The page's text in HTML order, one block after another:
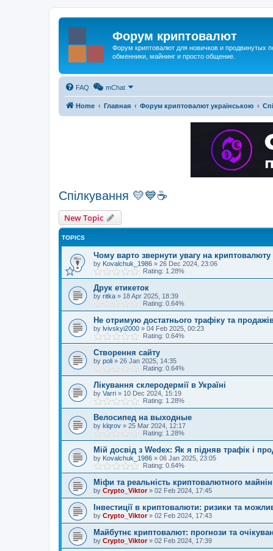
Форум криптовалют
Форум криптовалют для новичков и продвинутых
обменники, майнинг и просто общение.
FAQ mChat
Home Главная Форум криптовалют українською
Спілкування 💛💙☕
New Topic
TOPICS
Чому варто звернути увагу на криптовалюту
by Kovalchuk_1986 » 26 Dec 2024, 23:06
Rating: 1.28%
Друк етикеток
by ritka » 18 Apr 2025, 18:39
Rating: 0.64%
Не отримую достатнього трафіку та
by lvivskyi2000 » 04 Feb 2025, 00:23
Rating: 0.64%
Створення сайту
by poli » 26 Jan 2025, 14:35
Rating: 0.64%
Лікування склеродермії в Україні
by Varri » 10 Dec 2024, 15:19
Rating: 1.28%
Велосипед на выходные
by klqrov » 25 Mar 2024, 12:17
Rating: 1.28%
Мій досвід з Wedex: Як я підняв трафік і
by Kovalchuk_1986 » 06 Jan 2025, 23:05
Rating: 0.64%
Міфи та реальність криптовалютного
by Crypto_Viktor» 02 Feb 2024, 17:45
Інвестиції в криптовалюти: ризики та
by Crypto_Viktor» 02 Feb 2024, 17:43
Майбутнє криптовалют: прогнози та
by Crypto_Viktor» 02 Feb 2024, 17:39